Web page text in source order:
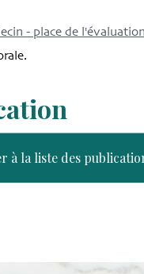
- place de
à la liste des